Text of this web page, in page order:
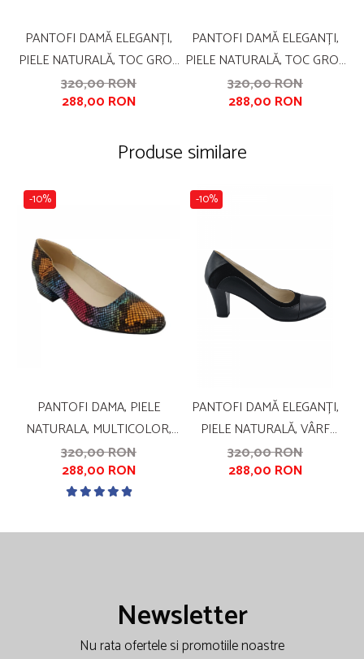
PANTOFI DAMĂ ELEGANȚI,
PIELE NATURALĂ, TOC GROS
ÎMBRĂCAT, FUNDĂ,
ALBASTRU CU FLORI
320,00 RON
288,00 RON
PANTOFI DAMĂ ELEGANȚI,
PIELE NATURALĂ, TOC GROS
ÎMBRĂCAT, FUNDĂ, NEGRU
FLORAL, SANDALI
320,00 RON
288,00 RON
Produse similare
-10%
PANTOFI DAMA, PIELE
NATURALA, MULTICOLOR,
CU IMPRIMEU SARPE, TOC
MIC, GROS, SANDALI
320,00 RON
288,00 RON
-10%
PANTOFI DAMĂ ELEGANȚI,
PIELE NATURALĂ, VÂRF
ROTUND, TOC GROS MEDIU,
NEGRU
320,00 RON
288,00 RON
Newsletter
Nu rata ofertele si promotiile noastre